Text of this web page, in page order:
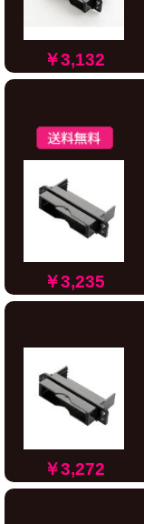
￥3,132
￥3,235
￥3,272